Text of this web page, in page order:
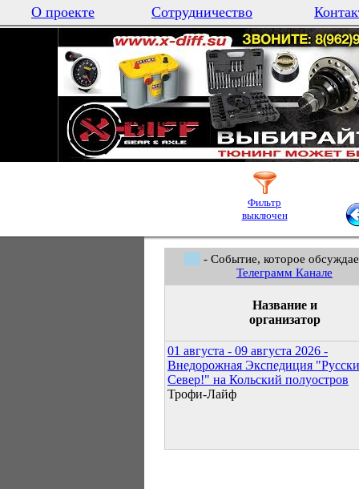
О проекте Сотрудничество
Фильтр
выключен
- Событие, которое
Телеграмм Канале
Название и
организатор
01 августа - 09 августа 2026 -
Внедорожная Экспедиция
Север!" на Кольский полуостров
Трофи-Лайф